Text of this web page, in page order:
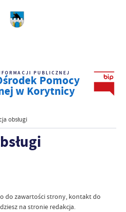
PUBLICZNEJ
Pomocy
w Korytnicy
obsługi
do zawartości strony, kontakt do
na stronie redakcja.